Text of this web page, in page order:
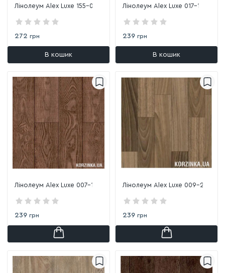
Лінолеум Alex Luxe 155-0
272 грн
В кошик
Лінолеум Alex Luxe 017-1
239 грн
В кошик
Лінолеум Alex Luxe 007-1
239 грн
Лінолеум Alex Luxe 009-2
239 грн